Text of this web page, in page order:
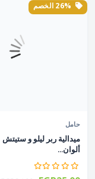
حامل
ألوان...